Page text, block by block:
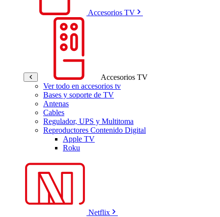
Accesorios TV
Accesorios TV
Ver todo en accesorios tv
Bases y soporte de TV
Antenas
Cables
Regulador, UPS y Multitoma
Reproductores Contenido Digital
Apple TV
Roku
Netflix